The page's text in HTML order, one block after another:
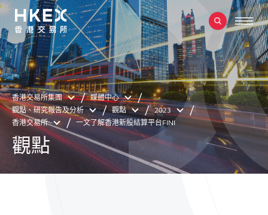
香港交易所集團
媒體中心
觀點、研究報告及分析
觀點
2023
香港交易所
一文了解香港新股結算平台FINI
觀點